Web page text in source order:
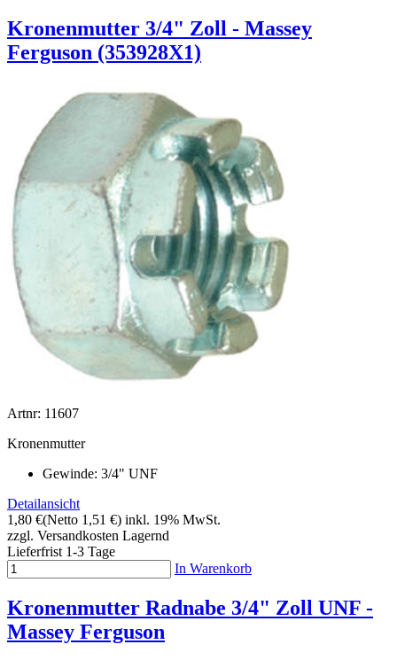
Kronenmutter 3/4" Zoll - Massey
Ferguson (353928X1)
Artnr: 11607
Kronenmutter
Gewinde: 3/4" UNF
Detailansicht
1,80 €(Netto 1,51 €) inkl. 19% MwSt.
zzgl. Versandkosten Lagernd
Lieferfrist 1-3 Tage
In Warenkorb
Kronenmutter Radnabe 3/4" Zoll UNF -
Massey Ferguson